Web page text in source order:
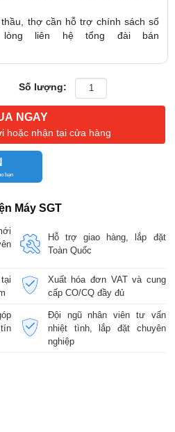
thợ cần hỗ trợ chính sách số
liên hệ tổng đài bán
Số lượng:
NGAY
hoặc nhận tại cửa hàng
bạn
Máy SGT
Hỗ trợ giao hàng, lắp đặt
Toàn Quốc
Xuất hóa đơn VAT và cung
cấp CO/CQ đầy đủ
Đội ngũ nhân viên tư vấn
nhiệt tình, lắp đặt chuyên
nghiệp